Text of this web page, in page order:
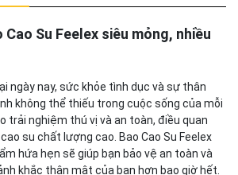
Cao Su Feelex siêu mỏng, nhiều
ngày nay, sức khỏe tình dục và sự thân
không thể thiếu trong cuộc sống của mỗi
trải nghiệm thú vị và an toàn, điều quan
su chất lượng cao. Bao Cao Su Feelex
hứa hẹn sẽ giúp bạn bảo vệ an toàn và
khắc thân mật của bạn hơn bao giờ hết.